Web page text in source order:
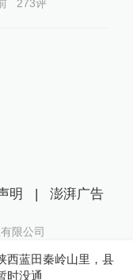
273评
西蓝田秦岭山里，县
时没通
明 | 澎湃广告
限公司
14003370号